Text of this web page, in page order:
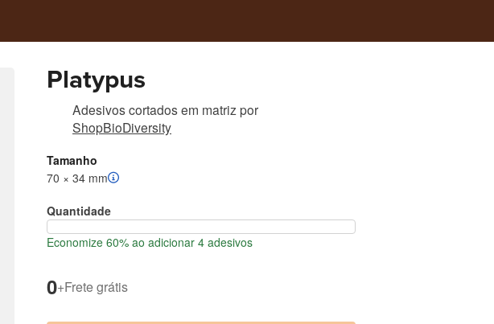
Platypus
Adesivos cortados em matriz por
ShopBioDiversity
Tamanho
70 × 34 mm
Quantidade
Economize 60% ao adicionar 4 adesivos
0+Frete grátis